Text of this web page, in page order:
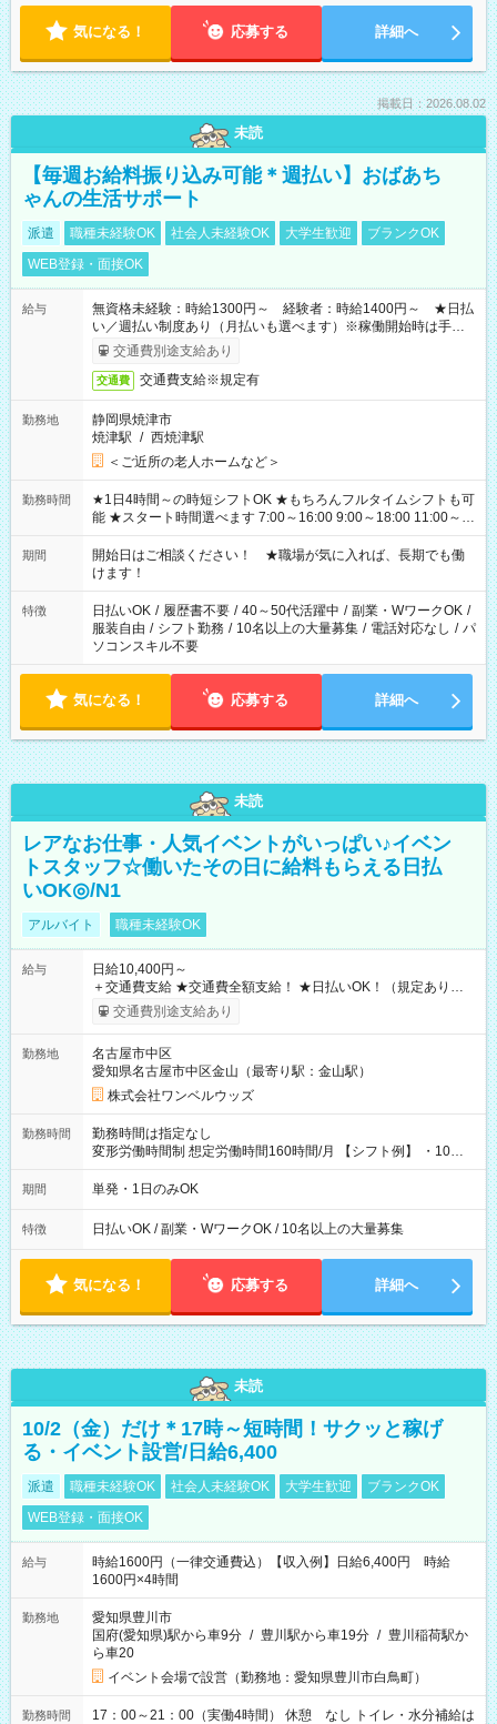
気になる！ 応募する 詳細へ
掲載日：2026.08.02
未読
【毎週お給料振り込み可能＊週払い】おばあち
ゃんの生活サポート
派遣 職種未経験OK 社会人未経験OK 大学生歓迎
ブランクOK
WEB登録・面接OK
給与
無資格未経験：時給1300円～ 経験者：時給1400円～ ★日払
い／週払い制度あり（月払いも選べます）※稼働開始時は手続き
完了次第のお支払いとなります。
交通費別途支給あり
交通費 交通費支給※規定有
勤務地
静岡県焼津市
焼津駅 / 西焼津駅
＜ご近所の老人ホームなど＞
勤務時間
★1日4時間～の時短シフトOK ★もちろんフルタイムシフトも可
能 ★スタート時間選べます 7:00～16:00 9:00～18:00 11:00～
20:00 など 残業なし！ ※Wワークの場合、他のお仕事と合わせ
週40時間超の就業はご案内できません ※法令に基づき、週20時
間以上勤務は社会保険への加入対象となります ※労働者派遣法
（日雇い派遣の原則禁止）により、短時間・短期間の就業はご
案内が難しい場合があります
期間
開始日はご相談ください！ ★職場が気に入れば、長期でも働
けます！
特徴 日払いOK / 履歴書不要 / 40～50代活躍中 / 副業・WワークOK /
服装自由 / シフト勤務 / 10名以上の大量募集 / 電話対応なし / パ
ソコンスキル不要
気になる！ 応募する 詳細へ
未読
レアなお仕事・人気イベントがいっぱい♪イベン
トスタッフ☆働いたその日に給料もらえる日払
いOK◎/N1
アルバイト 職種未経験OK
給与
日給10,400円～
＋交通費支給 ★交通費全額支給！ ★日払いOK！（規定あり） ┗
働いたその日に現金GET♪ お仕事後はコンビニATMから 日払
交通費別途支給あり
勤務地
名古屋市中区
愛知県名古屋市中区金山（最寄り駅：金山駅）
株式会社ワンベルウッズ
勤務時間
勤務時間は指定なし
変形労働時間制 想定労働時間160時間/月 【シフト例】 ・10：
00～20：00
期間 単発・1日のみOK
特徴 日払いOK / 副業・WワークOK / 10名以上の大量募集
気になる！ 応募する 詳細へ
未読
10/2（金）だけ＊17時～短時間！サクッと稼げ
る・イベント設営/日給6,400
派遣 職種未経験OK 社会人未経験OK 大学生歓迎
ブランクOK
WEB登録・面接OK
給与
時給1600円（一律交通費込）【収入例】日給6,400円 時給
1600円×4時間
勤務地
愛知県豊川市
国府(愛知県)駅から車9分 / 豊川駅から車19分 / 豊川稲荷駅か
ら車20
イベント会場で設営（勤務地：愛知県豊川市白鳥町）
勤務時間
17：00～21：00（実働4時間） 休憩 なし トイレ・水分補給は